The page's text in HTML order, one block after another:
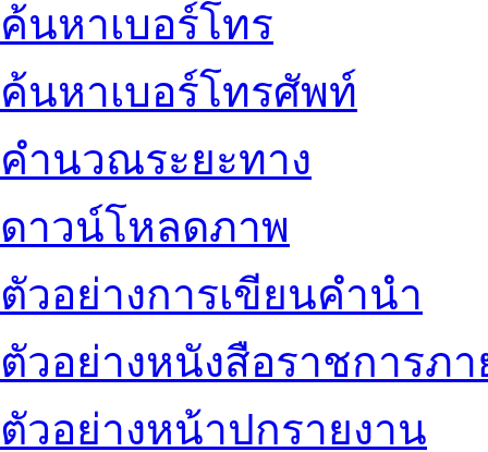
ค้นหาเบอร์โทร
ค้นหาเบอร์โทรศัพท์
คำนวณระยะทาง
ดาวน์โหลดภาพ
ตัวอย่างการเขียนคำนำ
ตัวอย่างหนังสือราชการภ
ตัวอย่างหน้าปกรายงาน